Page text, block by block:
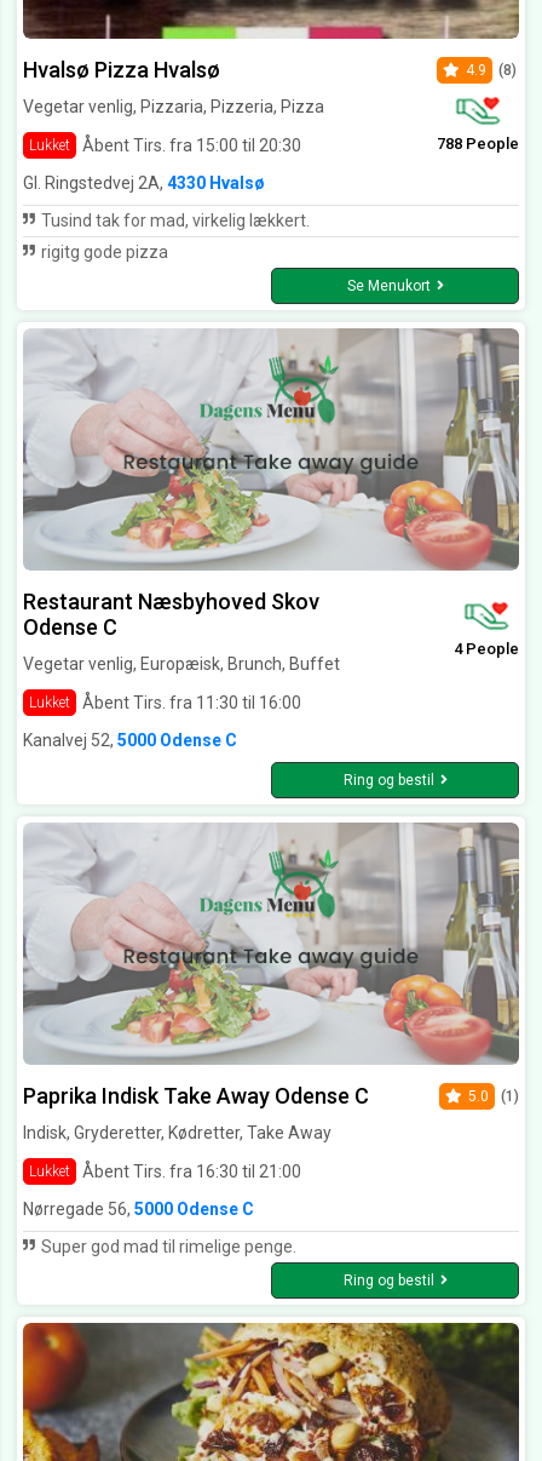
Hvalsø Pizza Hvalsø
Vegetar venlig, Pizzaria, Pizzeria, Pizza
Lukket Åbent Tirs. fra 15:00 til 20:30
4.9 (8)
788 People
Gl. Ringstedvej 2A, 4330 Hvalsø
Tusind tak for mad, virkelig lækkert.
rigitg gode pizza
Se Menukort
Restaurant Næsbyhoved Skov
Odense C
Vegetar venlig, Europæisk, Brunch, Buffet
Lukket Åbent Tirs. fra 11:30 til 16:00
4 People
Kanalvej 52, 5000 Odense C
Ring og bestil
Paprika Indisk Take Away Odense C
Indisk, Gryderetter, Kødretter, Take Away
Lukket Åbent Tirs. fra 16:30 til 21:00
5.0 (1)
Nørregade 56, 5000 Odense C
Super god mad til rimelige penge.
Ring og bestil